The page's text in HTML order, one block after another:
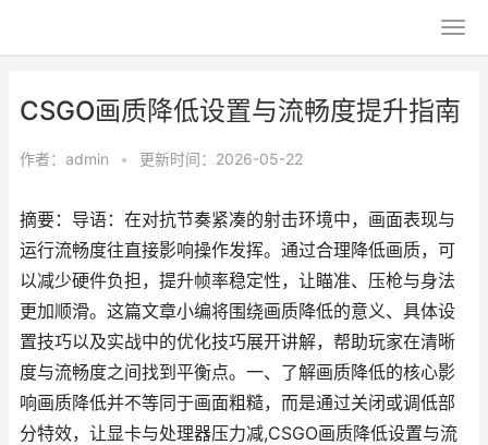
CSGO画质降低设置与流畅度提升指南
作者： admin • 更新时间：2026-05-22
摘要：导语：在对抗节奏紧凑的射击环境中，画面表现与
运行流畅度往直接影响操作发挥。通过合理降低画质，可
以减少硬件负担，提升帧率稳定性，让瞄准、压枪与身法
更加顺滑。这篇文章小编将围绕画质降低的意义、具体设
置技巧以及实战中的优化技巧展开讲解，帮助玩家在清晰
度与流畅度之间找到平衡点。一、了解画质降低的核心影
响画质降低并不等同于画面粗糙，而是通过关闭或调低部
分特效，让显卡与处理器压力减,CSGO画质降低设置与流